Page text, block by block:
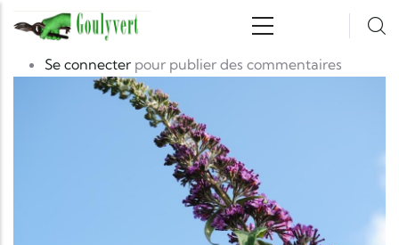
Aller au contenu principal
Se connecter pour publier des commentaires
photo
Image